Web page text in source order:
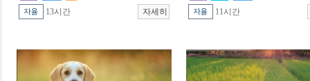
13시간 11시간